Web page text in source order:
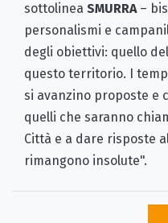
sottolinea SMURRA–
personalismi e
degli obiettivi: quello
questo territorio. I
si avanzino proposte e
quelli che saranno
Città e a dare risposte
rimangono insolute".